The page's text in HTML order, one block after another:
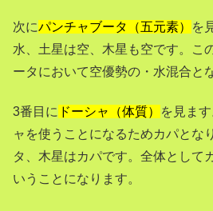
次にパンチャブータ（五元素）
を
水、土星は空、木星も空です。こ
ータにおいて空優勢の・水混合と
3番目に ドーシャ（体質）
を見ま
ャを使うことになるためカパとな
タ、木星はカパです。全体として
いうことになります。